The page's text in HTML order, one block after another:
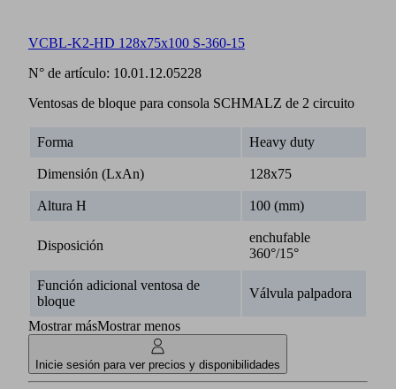
VCBL-K2-HD 128x75x100 S-360-15
N° de artículo: 10.01.12.05228
Ventosas de bloque para consola SCHMALZ de 2 circuito
Forma Heavy duty
Dimensión (LxAn) 128x75
Altura H 100 (mm)
Disposición
enchufable
360°/15°
Función adicional ventosa de
bloque
Válvula palpadora
Mostrar másMostrar menos
Inicie sesión para ver precios y disponibilidades